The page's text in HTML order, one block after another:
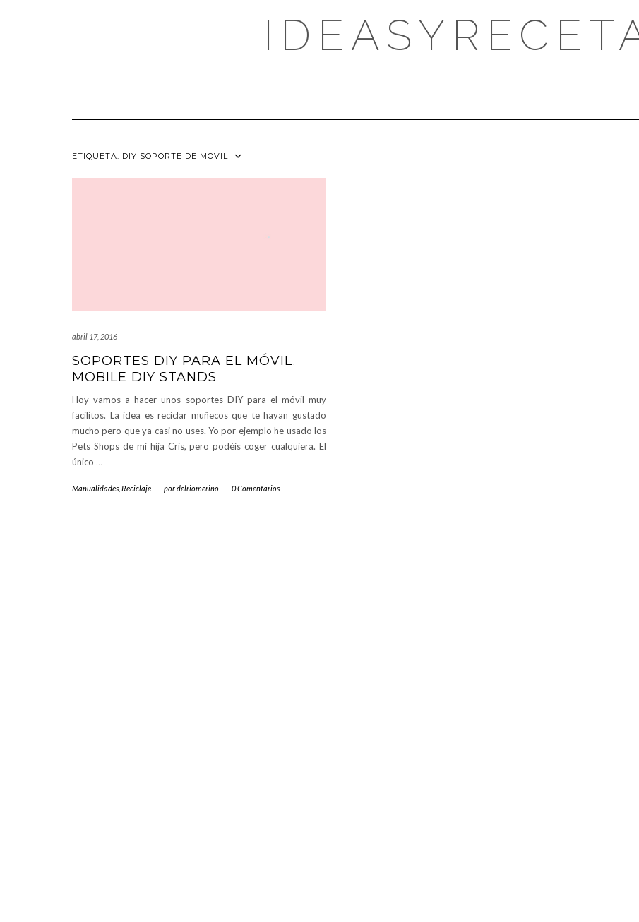
ETIQUETA: DIY SOPORTE DE MOVIL
abril 17, 2016
SOPORTES DIY PARA EL MÓVIL.
MOBILE DIY STANDS
Hoy vamos a hacer unos soportes DIY para el móvil muy
facilitos. La idea es reciclar muñecos que te hayan gustado
mucho pero que ya casi no uses. Yo por ejemplo he usado los
Pets Shops de mi hija Cris, pero podéis coger cualquiera. El
único …
Manualidades Reciclaje - pordelriomerino - 0 Comentarios